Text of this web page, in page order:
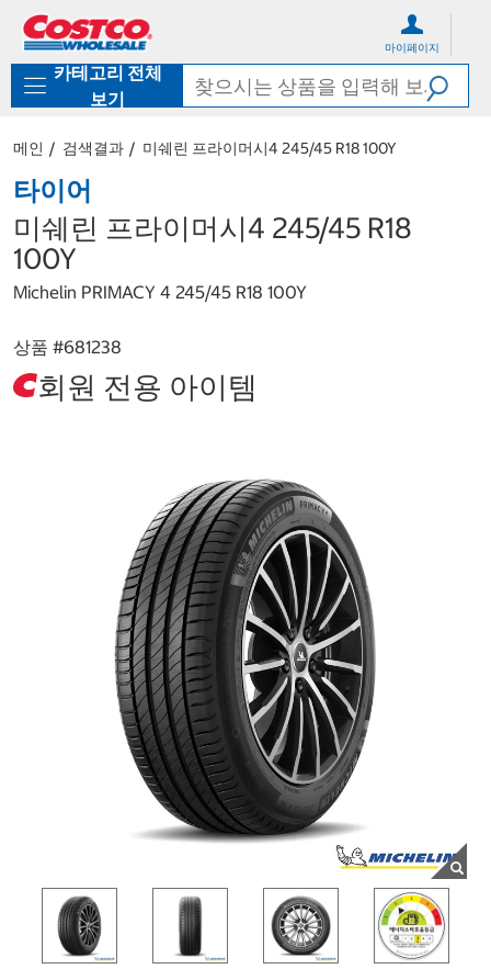
로
기
가
마이페이지
카테고리 전체
보기
메인 검색결과 미쉐린 프라이머시4 245/45 R18 100Y
타이어
미쉐린 프라이머시4 245/45 R18
100Y
Michelin PRIMACY 4 245/45 R18 100Y
상품 #681238
회원 전용 아이템